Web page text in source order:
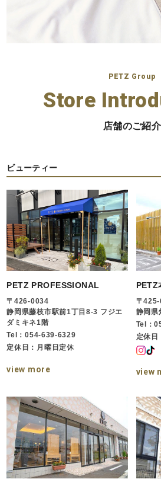
PETZ Group
Store
店舗のご紹介
ビューティー
PETZ PROFESSIONAL
〒426-0034
静岡県藤枝市駅前1丁目8-3 フジエ
ダミキネ1階
Tel：054-639-6329
定休日：月曜日定休
view more
PETZ
〒
静岡県
Tel：
定休日
view